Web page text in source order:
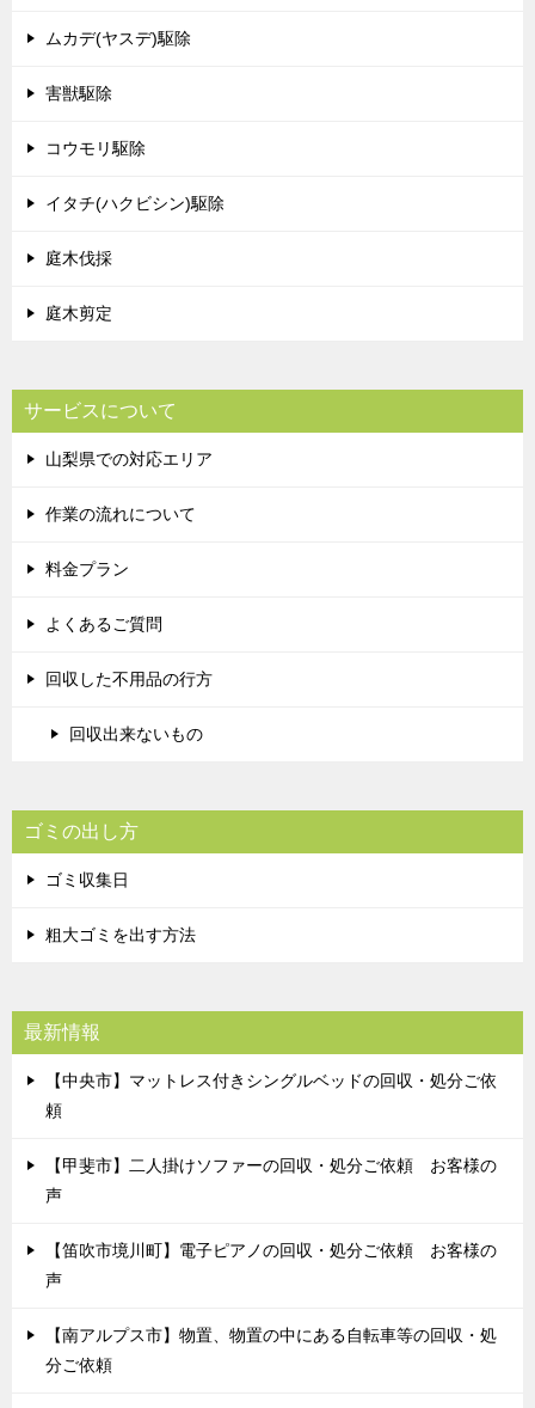
ムカデ(ヤスデ)駆除
害獣駆除
コウモリ駆除
イタチ(ハクビシン)駆除
庭木伐採
庭木剪定
サービスについて
山梨県での対応エリア
作業の流れについて
料金プラン
よくあるご質問
回収した不用品の行方
回収出来ないもの
ゴミの出し方
ゴミ収集日
粗大ゴミを出す方法
最新情報
【中央市】マットレス付きシングルベッドの回収・処分ご依
頼
【甲斐市】二人掛けソファーの回収・処分ご依頼 お客様の
声
【笛吹市境川町】電子ピアノの回収・処分ご依頼 お客様の
声
【南アルプス市】物置、物置の中にある自転車等の回収・処
分ご依頼